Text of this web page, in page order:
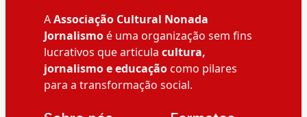
AAssociação Cultural Nonada
Jornalismoé uma organização sem fins
lucrativos que articula cultura,
jornalismo e educaçãocomo pilares
para a transformação social.